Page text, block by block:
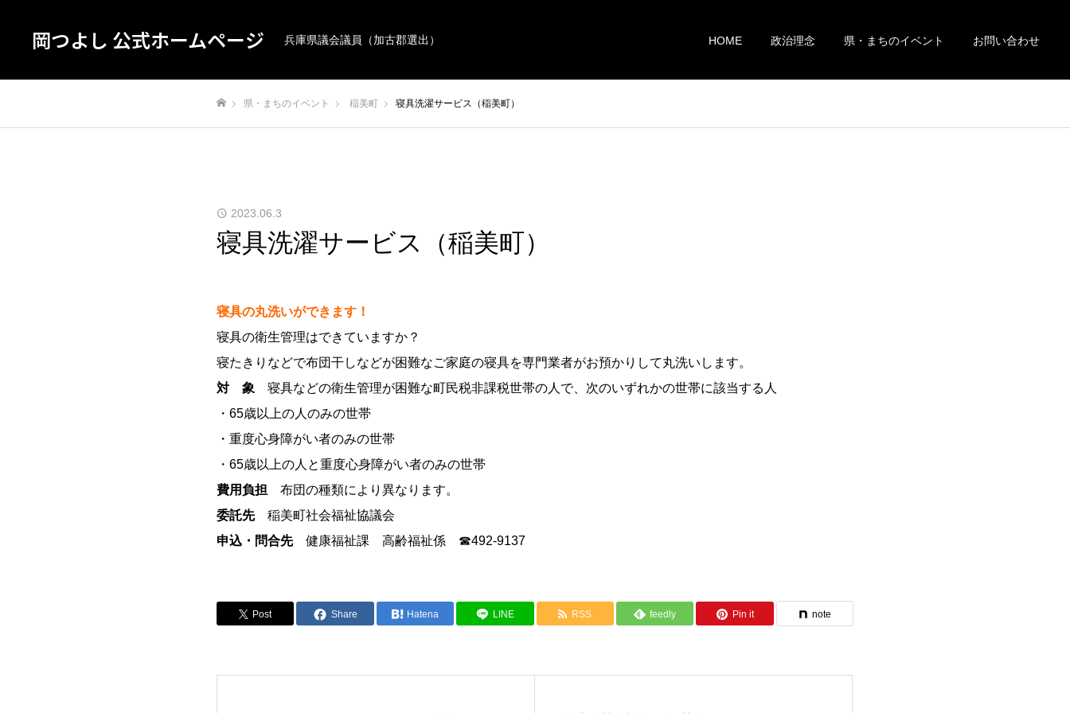
岡つよし 公式ホームページ 兵庫県議会議員（加古郡選出） HOME 政治理念 県・まちのイベント お問い合わせ
県・まちのイベント 稲美町 寝具洗濯サービス（稲美町）
2023.06.3
寝具洗濯サービス（稲美町）
寝具の丸洗いができます！
寝具の衛生管理はできていますか？
寝たきりなどで布団干しなどが困難なご家庭の寝具を専門業者がお預かりして丸洗いします。
対 象 寝具などの衛生管理が困難な町民税非課税世帯の人で、次のいずれかの世帯に該当する人
・65歳以上の人のみの世帯
・重度心身障がい者のみの世帯
・65歳以上の人と重度心身障がい者のみの世帯
費用負担 布団の種類により異なります。
委託先稲美町社会福祉協議会
申込・問合先健康福祉課 高齢福祉係 ☎492-9137
Post Share Hatena LINE RSS feedly Pin it note